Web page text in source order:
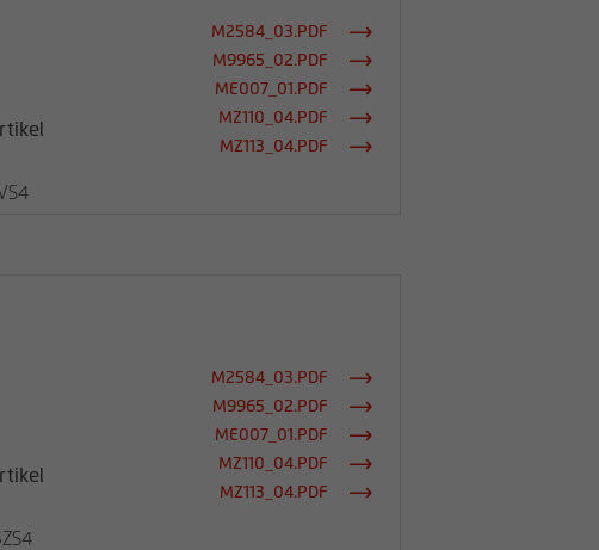
M2584_03.PDF
M9965_02.PDF
ME007_01.PDF
MZ110_04.PDF
MZ113_04.PDF
M2584_03.PDF
M9965_02.PDF
ME007_01.PDF
MZ110_04.PDF
MZ113_04.PDF